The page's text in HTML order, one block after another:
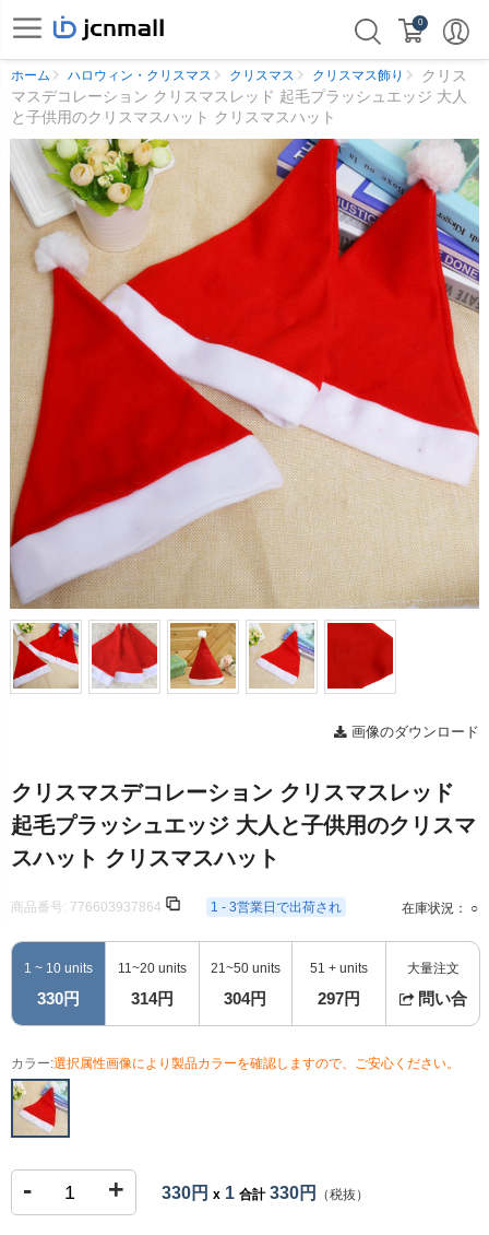
0
ホーム ハロウィン・クリスマス クリスマス クリスマス飾り
クリス
マスデコレーション クリスマスレッド 起毛プラッシュエッジ 大人
と子供用のクリスマスハット クリスマスハット
画像のダウンロード
クリスマスデコレーション クリスマスレッド
起毛プラッシュエッジ 大人と子供用のクリスマ
スハット クリスマスハット
商品番号: 776603937864 1 - 3営業日で出荷され 在庫状況： ○
1 ~ 10 units
330円
11~20 units
314円
21~50 units
304円
51 + units
297円
大量注文
問い合
カラー:選択属性画像により製品カラーを確認しますので、ご安心ください。
- + 330円 x 1 合計330円 （税抜）